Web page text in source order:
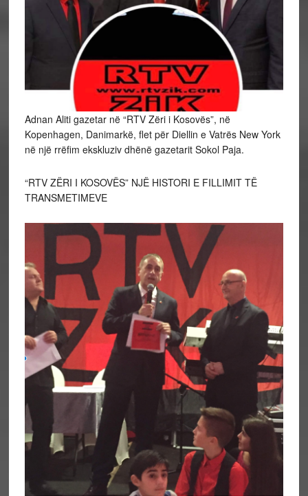
Adnan Aliti gazetar në “RTV Zëri i Kosovës”, në
Kopenhagen, Danimarkë, flet për Diellin e Vatrës New York
në një rrëfim ekskluziv dhënë gazetarit Sokol Paja.
“RTV ZËRI I KOSOVËS” NJË HISTORI E FILLIMIT TË
TRANSMETIMEVE